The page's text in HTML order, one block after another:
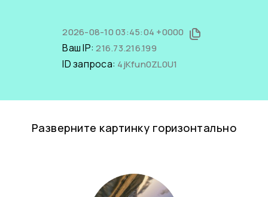
2026-08-10 03:45:04 +0000
Ваш IP:216.73.216.199
ID запроса: 4jKfun0ZL0U1
Разверните картинку горизонтально